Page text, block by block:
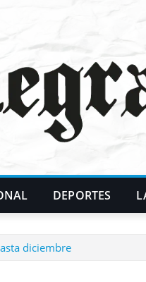
DEPORTES
diciembre